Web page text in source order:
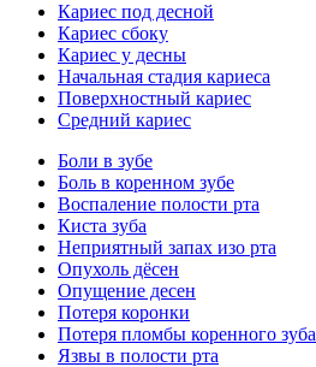
Кариес под десной
Кариес сбоку
Кариес у десны
Начальная стадия кариеса
Поверхностный кариес
Средний кариес
Боли в зубе
Боль в коренном зубе
Воспаление полости рта
Киста зуба
Неприятный запах изо рта
Опухоль дёсен
Опущение десен
Потеря коронки
Потеря пломбы коренного зуба
Язвы в полости рта